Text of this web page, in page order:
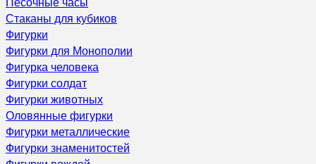
Стаканы для кубиков
Фигурки
Фигурки для Монополии
Фигурка человека
Фигурки солдат
Фигурки животных
Оловянные фигурки
Фигурки металлические
Фигурки знаменитостей